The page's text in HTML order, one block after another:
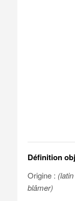
Définition
Origine :
blâmer)